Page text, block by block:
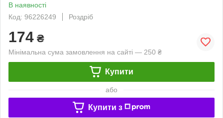
В наявності
Код: 96226249
Роздріб
174 ₴
Мінімальна сума замовлення на сайті — 250 ₴
Купити
або
Купити з